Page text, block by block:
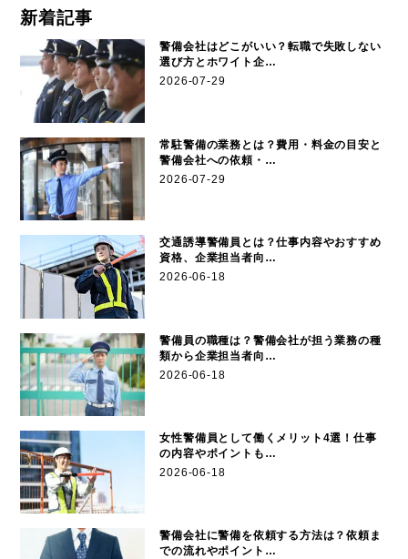
新着記事
警備会社はどこがいい？転職で失敗しない
選び方とホワイト企…
2026-07-29
常駐警備の業務とは？費用・料金の目安と
警備会社への依頼・…
2026-07-29
交通誘導警備員とは？仕事内容やおすすめ
資格、企業担当者向…
2026-06-18
警備員の職種は？警備会社が担う業務の種
類から企業担当者向…
2026-06-18
女性警備員として働くメリット4選！仕事
の内容やポイントも…
2026-06-18
警備会社に警備を依頼する方法は？依頼ま
での流れやポイント…